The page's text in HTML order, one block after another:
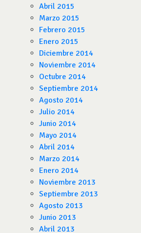
Abril 2015
Marzo 2015
Febrero 2015
Enero 2015
Diciembre 2014
Noviembre 2014
Octubre 2014
Septiembre 2014
Agosto 2014
Julio 2014
Junio 2014
Mayo 2014
Abril 2014
Marzo 2014
Enero 2014
Noviembre 2013
Septiembre 2013
Agosto 2013
Junio 2013
Abril 2013